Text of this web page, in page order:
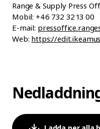
Range & Supply Press
Mobil: +46 732 32 13 00
E-mail:
Web: https://